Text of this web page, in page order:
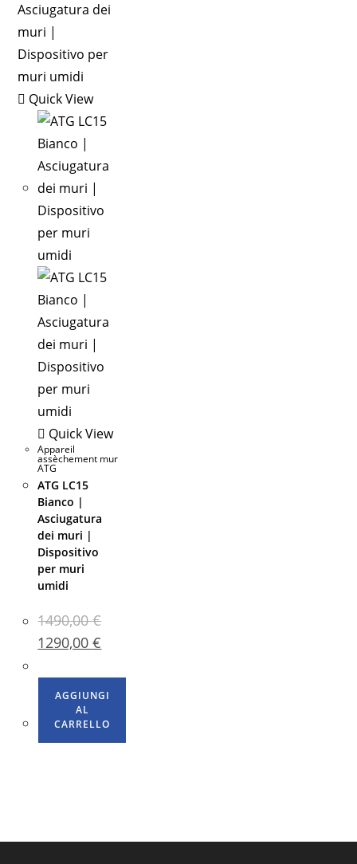
Quick View
Quick View
Appareil
assèchement mur
ATG
ATG LC15
Bianco |
Asciugatura
dei muri |
Dispositivo
per muri
umidi
1490,00€
1290,00€
AGGIUNGI
AL
CARRELLO